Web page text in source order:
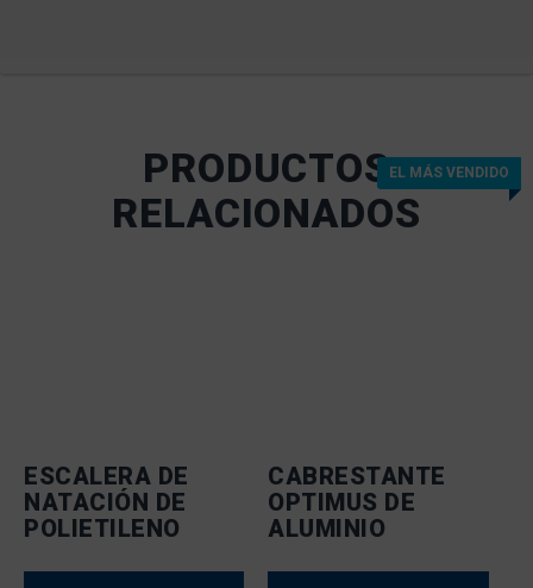
PRODUCTOS
RELACIONADOS
ESCALERA DE
NATACIÓN DE
POLIETILENO
CABRESTANTE
OPTIMUS DE
ALUMINIO
EL MÁS VENDIDO